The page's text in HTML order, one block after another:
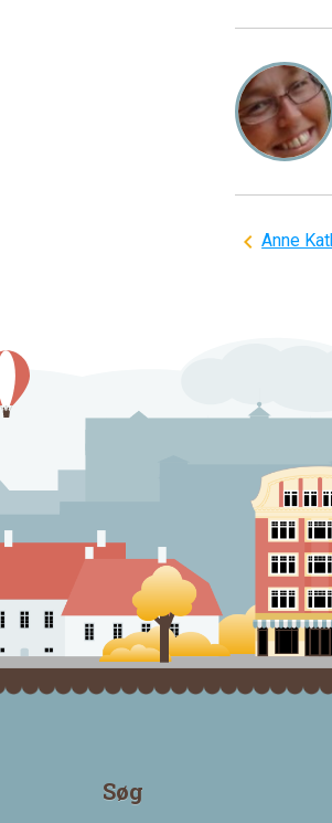
Anne
Søg